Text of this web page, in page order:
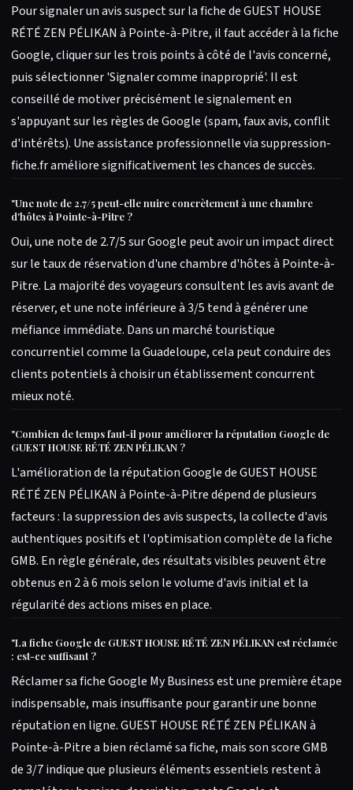
Pour signaler un avis suspect sur la fiche de GUEST HOUSE
RÉTÉ ZEN PÉLIKAN à Pointe-à-Pitre, il faut accéder à la fiche
Google, cliquer sur les trois points à côté de l'avis concerné,
puis sélectionner 'Signaler comme inapproprié'. Il est
conseillé de motiver précisément le signalement en
s'appuyant sur les règles de Google (spam, faux avis, conflit
d'intérêts). Une assistance professionnelle via suppression-
fiche.fr améliore significativement les chances de succès.
"Une note de 2.7/5 peut-elle nuire concrètement à une chambre
d'hôtes à Pointe-à-Pitre ?
Oui, une note de 2.7/5 sur Google peut avoir un impact direct
sur le taux de réservation d'une chambre d'hôtes à Pointe-à-
Pitre. La majorité des voyageurs consultent les avis avant de
réserver, et une note inférieure à 3/5 tend à générer une
méfiance immédiate. Dans un marché touristique
concurrentiel comme la Guadeloupe, cela peut conduire des
clients potentiels à choisir un établissement concurrent
mieux noté.
"Combien de temps faut-il pour améliorer la réputation Google de
GUEST HOUSE RÉTÉ ZEN PÉLIKAN ?
L'amélioration de la réputation Google de GUEST HOUSE
RÉTÉ ZEN PÉLIKAN à Pointe-à-Pitre dépend de plusieurs
facteurs : la suppression des avis suspects, la collecte d'avis
authentiques positifs et l'optimisation complète de la fiche
GMB. En règle générale, des résultats visibles peuvent être
obtenus en 2 à 6 mois selon le volume d'avis initial et la
régularité des actions mises en place.
"La fiche Google de GUEST HOUSE RÉTÉ ZEN PÉLIKAN est réclamée
: est-ce suffisant ?
Réclamer sa fiche Google My Business est une première étape
indispensable, mais insuffisante pour garantir une bonne
réputation en ligne. GUEST HOUSE RÉTÉ ZEN PÉLIKAN à
Pointe-à-Pitre a bien réclamé sa fiche, mais son score GMB
de 3/7 indique que plusieurs éléments essentiels restent à